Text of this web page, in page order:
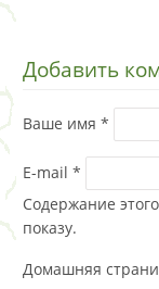
Добавить
Ваше имя *
E-mail *
Содержание
показу.
Домашняя